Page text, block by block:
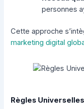
personnes
Cette approche
marketing digital
Règles